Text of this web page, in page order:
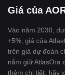
Giá của
Vào năm 2030,
+5%, giá của
trên giá dự đoán
nắm giữ AtlasOra
thêm chi tiết, hãy